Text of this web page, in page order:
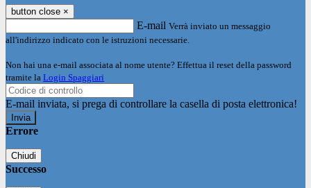
button close ×
E-mail Verrà inviato un messaggio
all'indirizzo indicato con le istruzioni necessarie.
Non hai una e-mail associata al nome utente? Effettua il reset della password
tramite la Login Spaggiari
E-mail inviata, si prega di controllare la casella di posta elettronica!
Errore
Chiudi
Successo